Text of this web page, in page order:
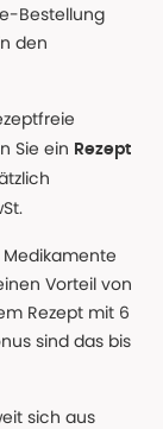
Bestellung
den
Sie ein Rezept
Vorteil von
Rezept mit 6
sind das bis
sich aus